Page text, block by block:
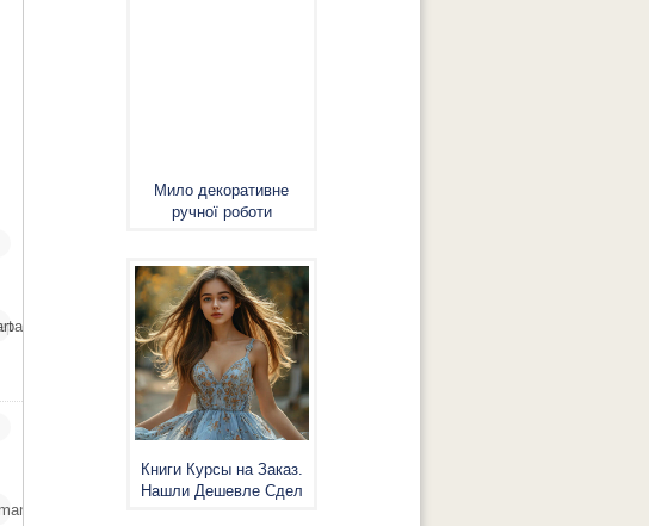
Мило декоративне
ручної роботи
Книги Курсы на Заказ.
Нашли Дешевле Сдел